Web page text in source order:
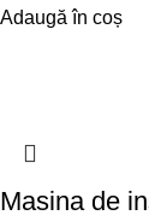
Adaugă în coș
Masina de